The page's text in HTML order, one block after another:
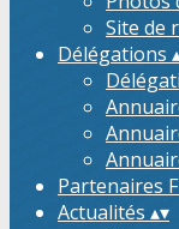
Site de
Délégations
Partenaires
Actualités ▴▾